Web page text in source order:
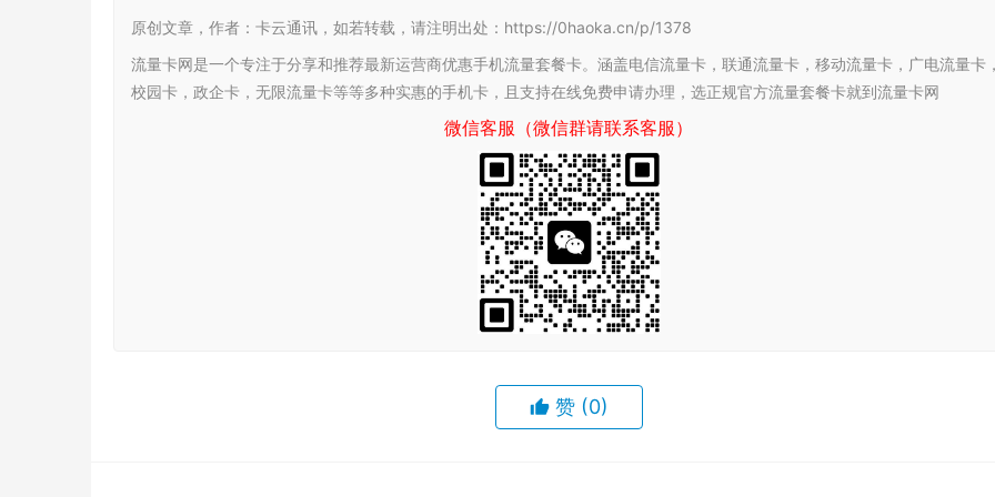
原创文章，作者：卡云通讯，如若转载，请注明出处：https://0haoka.cn/p/1378
流量卡网是一个专注于分享和推荐最新运营商优惠手机流量套餐卡。涵盖电信流量卡，联通流量卡，移动流量卡，广电流量卡
校园卡，政企卡，无限流量卡等等多种实惠的手机卡，且支持在线免费申请办理，选正规官方流量套餐卡就到流量卡网
微信客服（微信群请联系客服）
赞 (0)